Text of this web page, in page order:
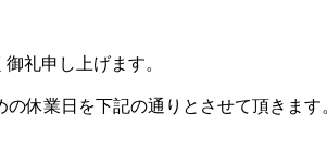
礼申し上げます。
休業日を下記の通りとさせて頂きます